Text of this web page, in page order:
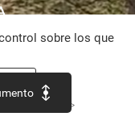
sobre los que
sin aceptar >